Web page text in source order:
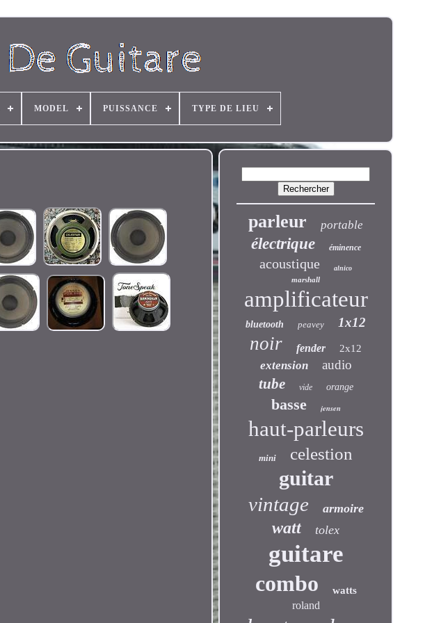
MODEL PUISSANCE TYPE DE LIEU
parleur portable
électrique éminence
acoustique alnico
marshall
amplificateur
bluetooth peavey 1x12
noir fender 2x12
extension audio
tube vide orange
basse jensen
haut-parleurs
mini celestion
guitar
vintage armoire
watt tolex
guitare
combo watts
roland